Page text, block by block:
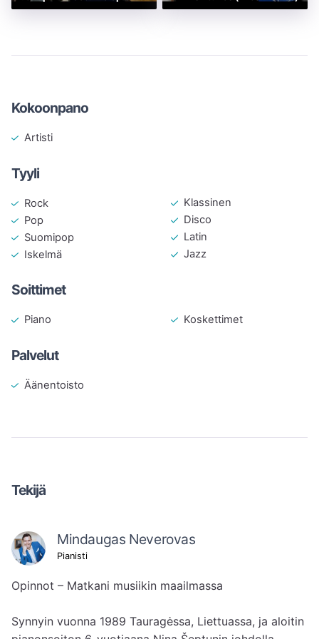
Kokoonpano
Artisti
Tyyli
Rock
Pop
Suomipop
Iskelmä
Klassinen
Disco
Latin
Jazz
Soittimet
Piano Koskettimet
Palvelut
Äänentoisto
Tekijä
Mindaugas Neverovas
Pianisti
Opinnot – Matkani musiikin maailmassa
Synnyin vuonna 1989 Tauragėssa, Liettuassa, ja aloitin